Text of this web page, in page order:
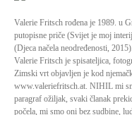
Valerie Fritsch rođena je 1989. u
putopisne priče (Svijet je moj
(Djeca načela neodređenosti,
Valerie Fritsch je spisateljica,
Zimski vrt objavljen je kod
www.valeriefritsch.at. NIHIL mi
paragraf ožiljak, svaki članak
počela, mi smo oni bez sudbine,